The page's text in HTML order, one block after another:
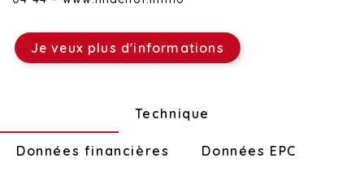
Je veux plus d'informations
Technique
Données financières Données EPC